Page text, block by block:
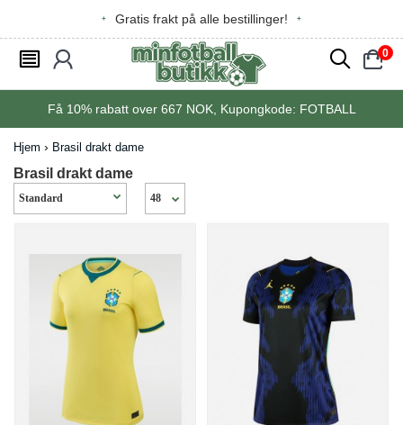
Gratis frakt på alle bestillinger!
󰂩 󰃳 󰂨 0
󰃠
Få 10%rabatt over 667 NOK, Kupongkode: FOTBALL
Hjem Brasil drakt dame
Brasil drakt dame